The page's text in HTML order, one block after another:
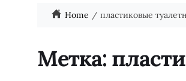
Home пластиковые
Метка: